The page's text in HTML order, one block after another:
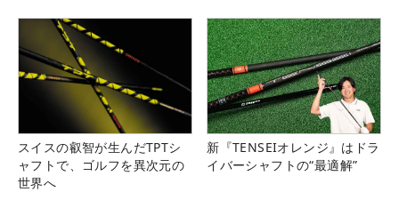
スイスの叡智が生んだTPTシ
ャフトで、ゴルフを異次元の
世界へ
新『TENSEIオレンジ』はドラ
イバーシャフトの“最適解”